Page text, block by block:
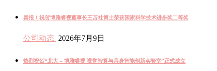
喜报！祝贺博雅睿视董事长王苫社博士荣获国家科学技术进步奖二等奖
公司动态 2026年7月9日
热烈祝贺“北大 – 博雅睿视 视觉智算与具身智能创新实验室”正式成立